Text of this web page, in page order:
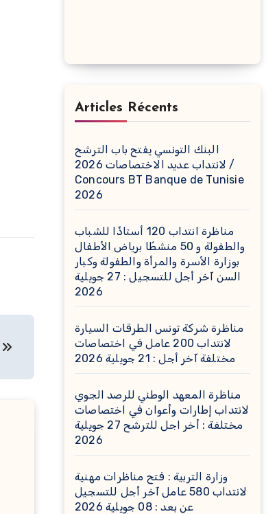
Articles Récents
البنك التونسي يفتح باب الترشح
لانتداب عديد الاختصاصات 2026 /
Concours BT Banque de Tunisie
2026
مناظرة انتداب 120 أستاذًا للشباب
والطفولة و 50 منشطًا برياض الأطفال
بوزارة الأسرة والمرأة والطفولة وكبار
السن آخر أجل للتسجيل : 27 جويلية
2026
مناظرة شركة تونس الطرقات السيارة
لانتداب 200 عامل في اختصاصات
مختلفة آخر أجل : 21 جويلية 2026
مناظرة المعهد الوطني للرصد الجوي
لانتداب إطارات وأعوان في اختصاصات
مختلفة : أخر اجل للترشح 27 جويلية
2026
وزارة التربية : فتح مناظرات مهنية
لانتداب 580 عامل آخر أجل للتسجيل
عن بعد : 08 جويلية 2026